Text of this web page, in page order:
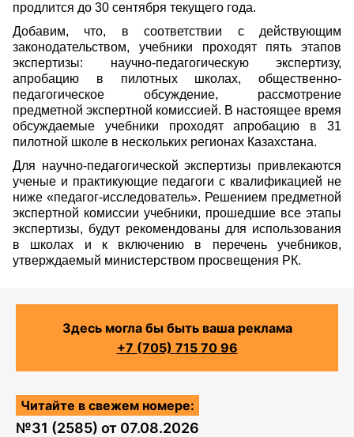
продлится до 30 сентября текущего года.
Добавим, что, в соответствии с действующим
законодательством, учебники проходят пять этапов
экспертизы: научно-педагогическую экспертизу,
апробацию в пилотных школах, общественно-
педагогическое обсуждение, рассмотрение
предметной экспертной комиссией. В настоящее время
обсуждаемые учебники проходят апробацию в 31
пилотной школе в нескольких регионах Казахстана.
Для научно-педагогической экспертизы привлекаются
ученые и практикующие педагоги с квалификацией не
ниже «педагог-исследователь». Решением предметной
экспертной комиссии учебники, прошедшие все этапы
экспертизы, будут рекомендованы для использования
в школах и к включению в перечень учебников,
утверждаемый министерством просвещения РК.
Здесь могла бы быть ваша реклама
+7 (705) 715 70 96
Читайте в свежем номере:
№31 (2585) от 07.08.2026